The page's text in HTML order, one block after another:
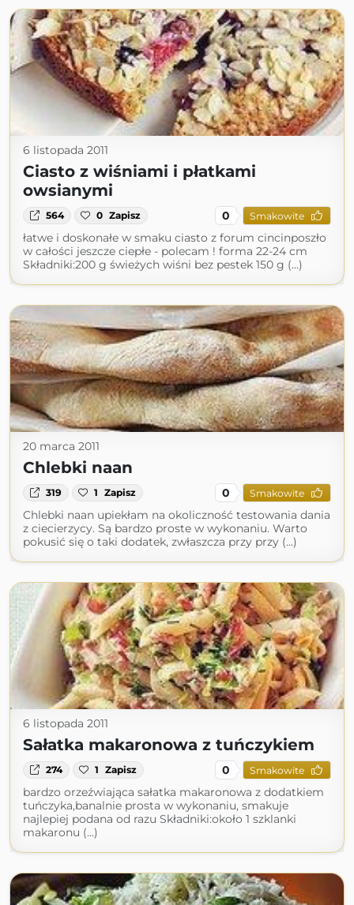
6 listopada 2011
Ciasto z wiśniami i płatkami
owsianymi
564 0 Zapisz 0 Smakowite
łatwe i doskonałe w smaku ciasto z forum cincinposzło
w całości jeszcze ciepłe - polecam ! forma 22-24 cm
Składniki:200 g świeżych wiśni bez pestek 150 g (...)
20 marca 2011
Chlebki naan
319 1 Zapisz 0 Smakowite
Chlebki naan upiekłam na okoliczność testowania dania
z ciecierzycy. Są bardzo proste w wykonaniu. Warto
pokusić się o taki dodatek, zwłaszcza przy przy (...)
6 listopada 2011
Sałatka makaronowa z tuńczykiem
274 1 Zapisz 0 Smakowite
bardzo orzeźwiająca sałatka makaronowa z dodatkiem
tuńczyka,banalnie prosta w wykonaniu, smakuje
najlepiej podana od razu Składniki:około 1 szklanki
makaronu (...)